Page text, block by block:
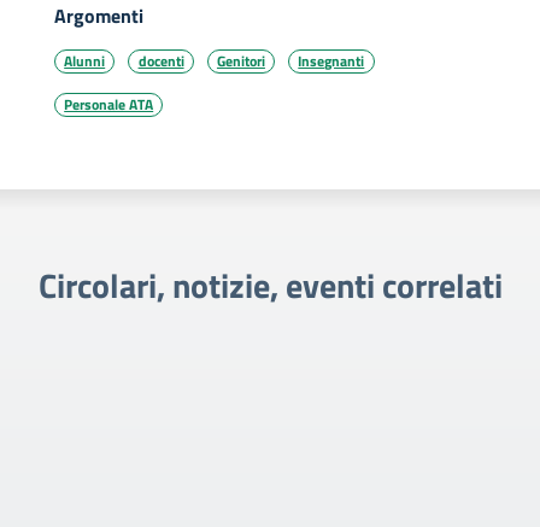
Argomenti
Alunni docenti Genitori
Insegnanti
Personale ATA
Circolari, notizie, eventi correlati